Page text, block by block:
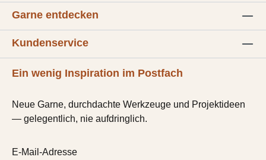
Garne entdecken
Kundenservice
Ein wenig Inspiration im Postfach
Neue Garne, durchdachte Werkzeuge und Projektideen
— gelegentlich, nie aufdringlich.
E-Mail-Adresse